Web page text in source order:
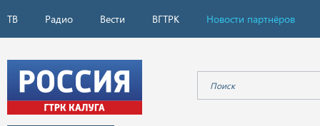
ТВ Радио Вести ВГТРК Новости партнёров